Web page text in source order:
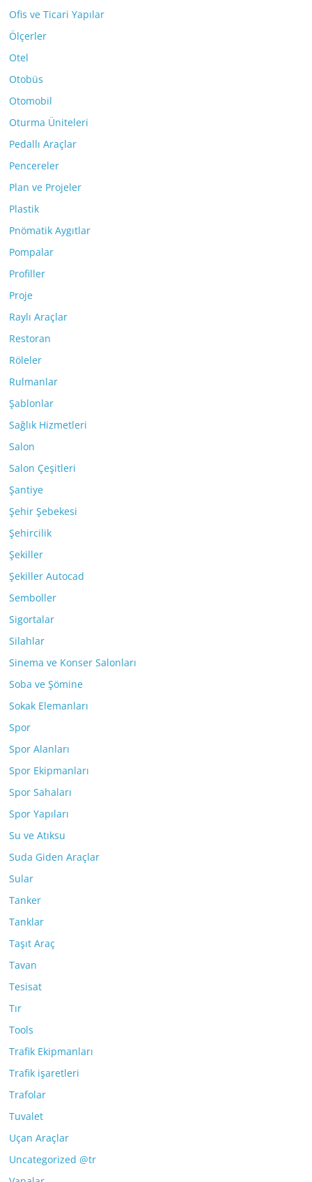
Ofis ve Ticari Yapılar
Ölçerler
Otel
Otobüs
Otomobil
Oturma Üniteleri
Pedallı Araçlar
Pencereler
Plan ve Projeler
Plastik
Pnömatik Aygıtlar
Pompalar
Profiller
Proje
Raylı Araçlar
Restoran
Röleler
Rulmanlar
Şablonlar
Sağlık Hizmetleri
Salon
Salon Çeşitleri
Şantiye
Şehir Şebekesi
Şehircilik
Şekiller
Şekiller Autocad
Semboller
Sigortalar
Silahlar
Sinema ve Konser Salonları
Soba ve Şömine
Sokak Elemanları
Spor
Spor Alanları
Spor Ekipmanları
Spor Sahaları
Spor Yapıları
Su ve Atıksu
Suda Giden Araçlar
Sular
Tanker
Tanklar
Taşıt Araç
Tavan
Tesisat
Tır
Tools
Trafik Ekipmanları
Trafik işaretleri
Trafolar
Tuvalet
Uçan Araçlar
Uncategorized @tr